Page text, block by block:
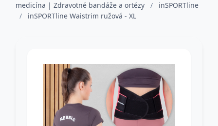
medicína | Zdravotné bandáže a ortézy
/
inSPORTline
/
inSPORTline Waistrim ružová - XL